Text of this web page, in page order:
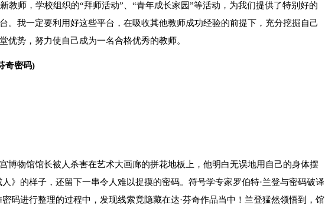
教师，学校组织的“拜师活动”、“青年成长家园”等活动，为我们提供了特别好的
。我一定要利用好这些平台，在吸收其他教师成功经验的前提下，充分挖掘自己
优势，努力使自己成为一名合格优秀的教师。
奇密码)
博物馆馆长被人杀害在艺术大画廊的拼花地板上，他明白无误地用自己的身体摆
》的样子，还留下一串令人难以捉摸的密码。符号学专家罗伯特·兰登与密码破译
码进行整理的过程中，发现线索竟隐藏在达·芬奇作品当中！兰登猛然领悟到，馆